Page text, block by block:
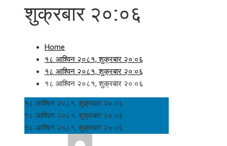
शुक्रबार २०:०६
Home
१८ आश्विन २०८१, शुक्रबार २०:०६
१८ आश्विन २०८१, शुक्रबार २०:०६
१८ आश्विन २०८१, शुक्रबार २०:०६
१८ आश्विन २०८१, शुक्रबार २०:०६
१८ आश्विन २०८१, शुक्रबार २०:०६
१८ आश्विन २०८१, शुक्रबार २०:०६